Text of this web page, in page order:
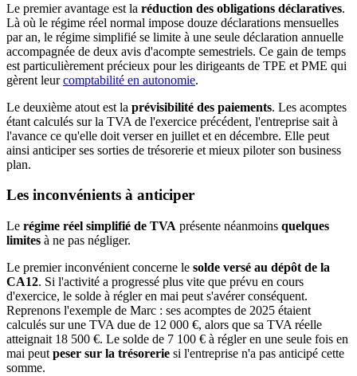
Le premier avantage est la réduction des obligations déclaratives.
Là où le régime réel normal impose douze déclarations mensuelles
par an, le régime simplifié se limite à une seule déclaration annuelle
accompagnée de deux avis d'acompte semestriels. Ce gain de temps
est particulièrement précieux pour les dirigeants de TPE et PME qui
gèrent leurcomptabilité en autonomie.
Le deuxième atout est la prévisibilité des paiements. Les acomptes
étant calculés sur la TVA de l'exercice précédent, l'entreprise sait à
l'avance ce qu'elle doit verser en juillet et en décembre. Elle peut
ainsi anticiper ses sorties de trésorerie et mieux piloter son business
plan.
Les inconvénients à anticiper
Le régime réel simplifié de TVA présente néanmoins quelques
limites à ne pas négliger.
Le premier inconvénient concerne le solde versé au dépôt de la
CA12. Si l'activité a progressé plus vite que prévu en cours
d'exercice, le solde à régler en mai peut s'avérer conséquent.
Reprenons l'exemple de Marc : ses acomptes de 2025 étaient
calculés sur une TVA due de 12 000 €, alors que sa TVA réelle
atteignait 18 500 €. Le solde de 7 100 € à régler en une seule fois en
mai peut peser sur la trésorerie si l'entreprise n'a pas anticipé cette
somme.